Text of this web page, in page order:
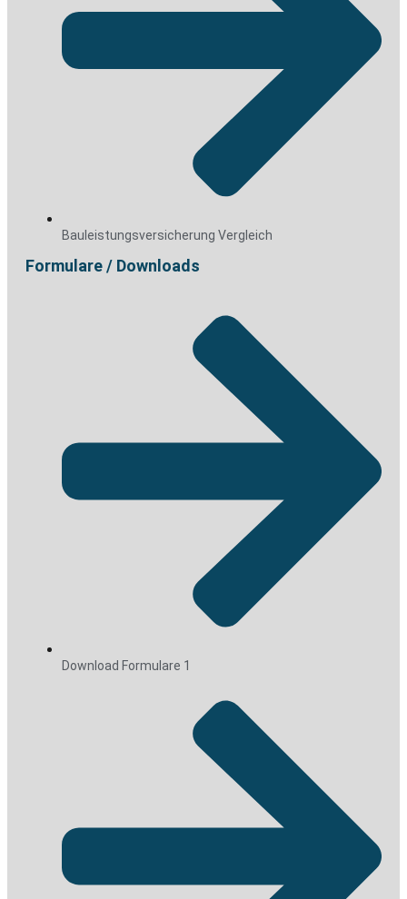
Bauleistungsversicherung Vergleich
Formulare / Downloads
Download Formulare 1